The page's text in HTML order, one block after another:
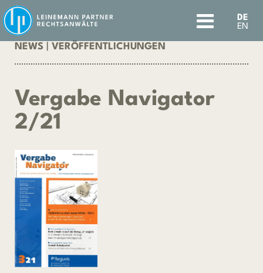
DE
EN
NEWS VERÖFFENTLICHUNGEN
Vergabe Navigator
2/21